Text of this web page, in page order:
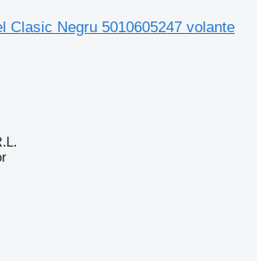
Clasic Negru 5010605247 volante